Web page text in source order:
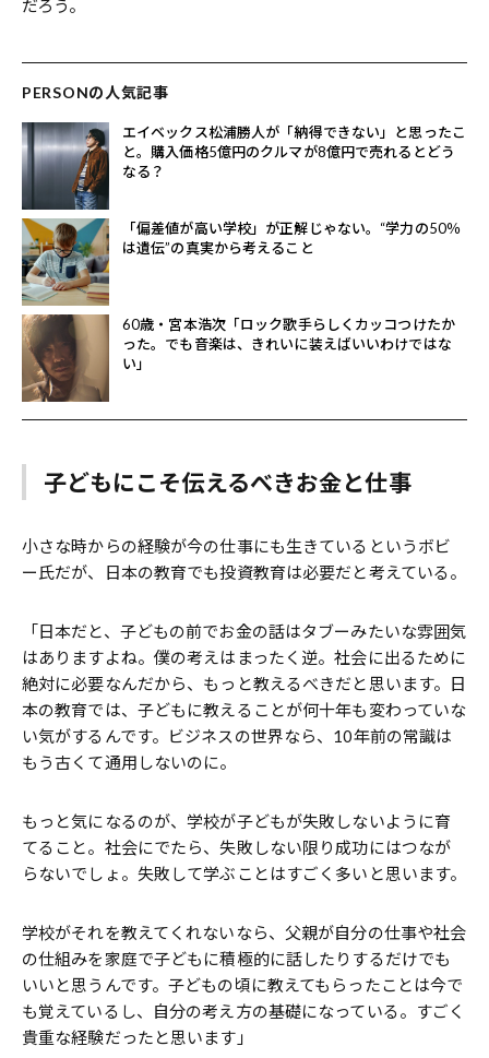
だろう。
PERSONの人気記事
エイベックス松浦勝人が「納得できない」と思ったこ
と。購入価格5億円のクルマが8億円で売れるとどう
なる？
「偏差値が高い学校」が正解じゃない。“学力の50％
は遺伝”の真実から考えること
60歳・宮本浩次「ロック歌手らしくカッコつけたか
った。でも音楽は、きれいに装えばいいわけではな
い」
子どもにこそ伝えるべきお金と仕事
小さな時からの経験が今の仕事にも生きているというボビ
ー氏だが、日本の教育でも投資教育は必要だと考えている。
「日本だと、子どもの前でお金の話はタブーみたいな雰囲気
はありますよね。僕の考えはまったく逆。社会に出るために
絶対に必要なんだから、もっと教えるべきだと思います。日
本の教育では、子どもに教えることが何十年も変わっていな
い気がするんです。ビジネスの世界なら、10年前の常識は
もう古くて通用しないのに。
もっと気になるのが、学校が子どもが失敗しないように育
てること。社会にでたら、失敗しない限り成功にはつなが
らないでしょ。失敗して学ぶことはすごく多いと思います。
学校がそれを教えてくれないなら、父親が自分の仕事や社会
の仕組みを家庭で子どもに積極的に話したりするだけでも
いいと思うんです。子どもの頃に教えてもらったことは今で
も覚えているし、自分の考え方の基礎になっている。すごく
貴重な経験だったと思います」